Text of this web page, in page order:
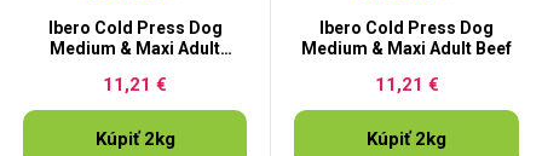
Ibero Cold Press Dog
Medium & Maxi Adult
11,21 €
Kúpiť 2kg
Ibero Cold Press Dog
Medium & Maxi Adult Beef
11,21 €
Kúpiť 2kg